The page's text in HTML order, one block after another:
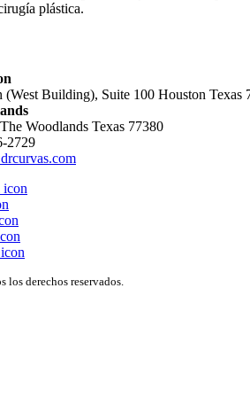
plástica.
Building), Suite 100 Houston Texas
Woodlands Texas 77380
2729
derechos reservados.